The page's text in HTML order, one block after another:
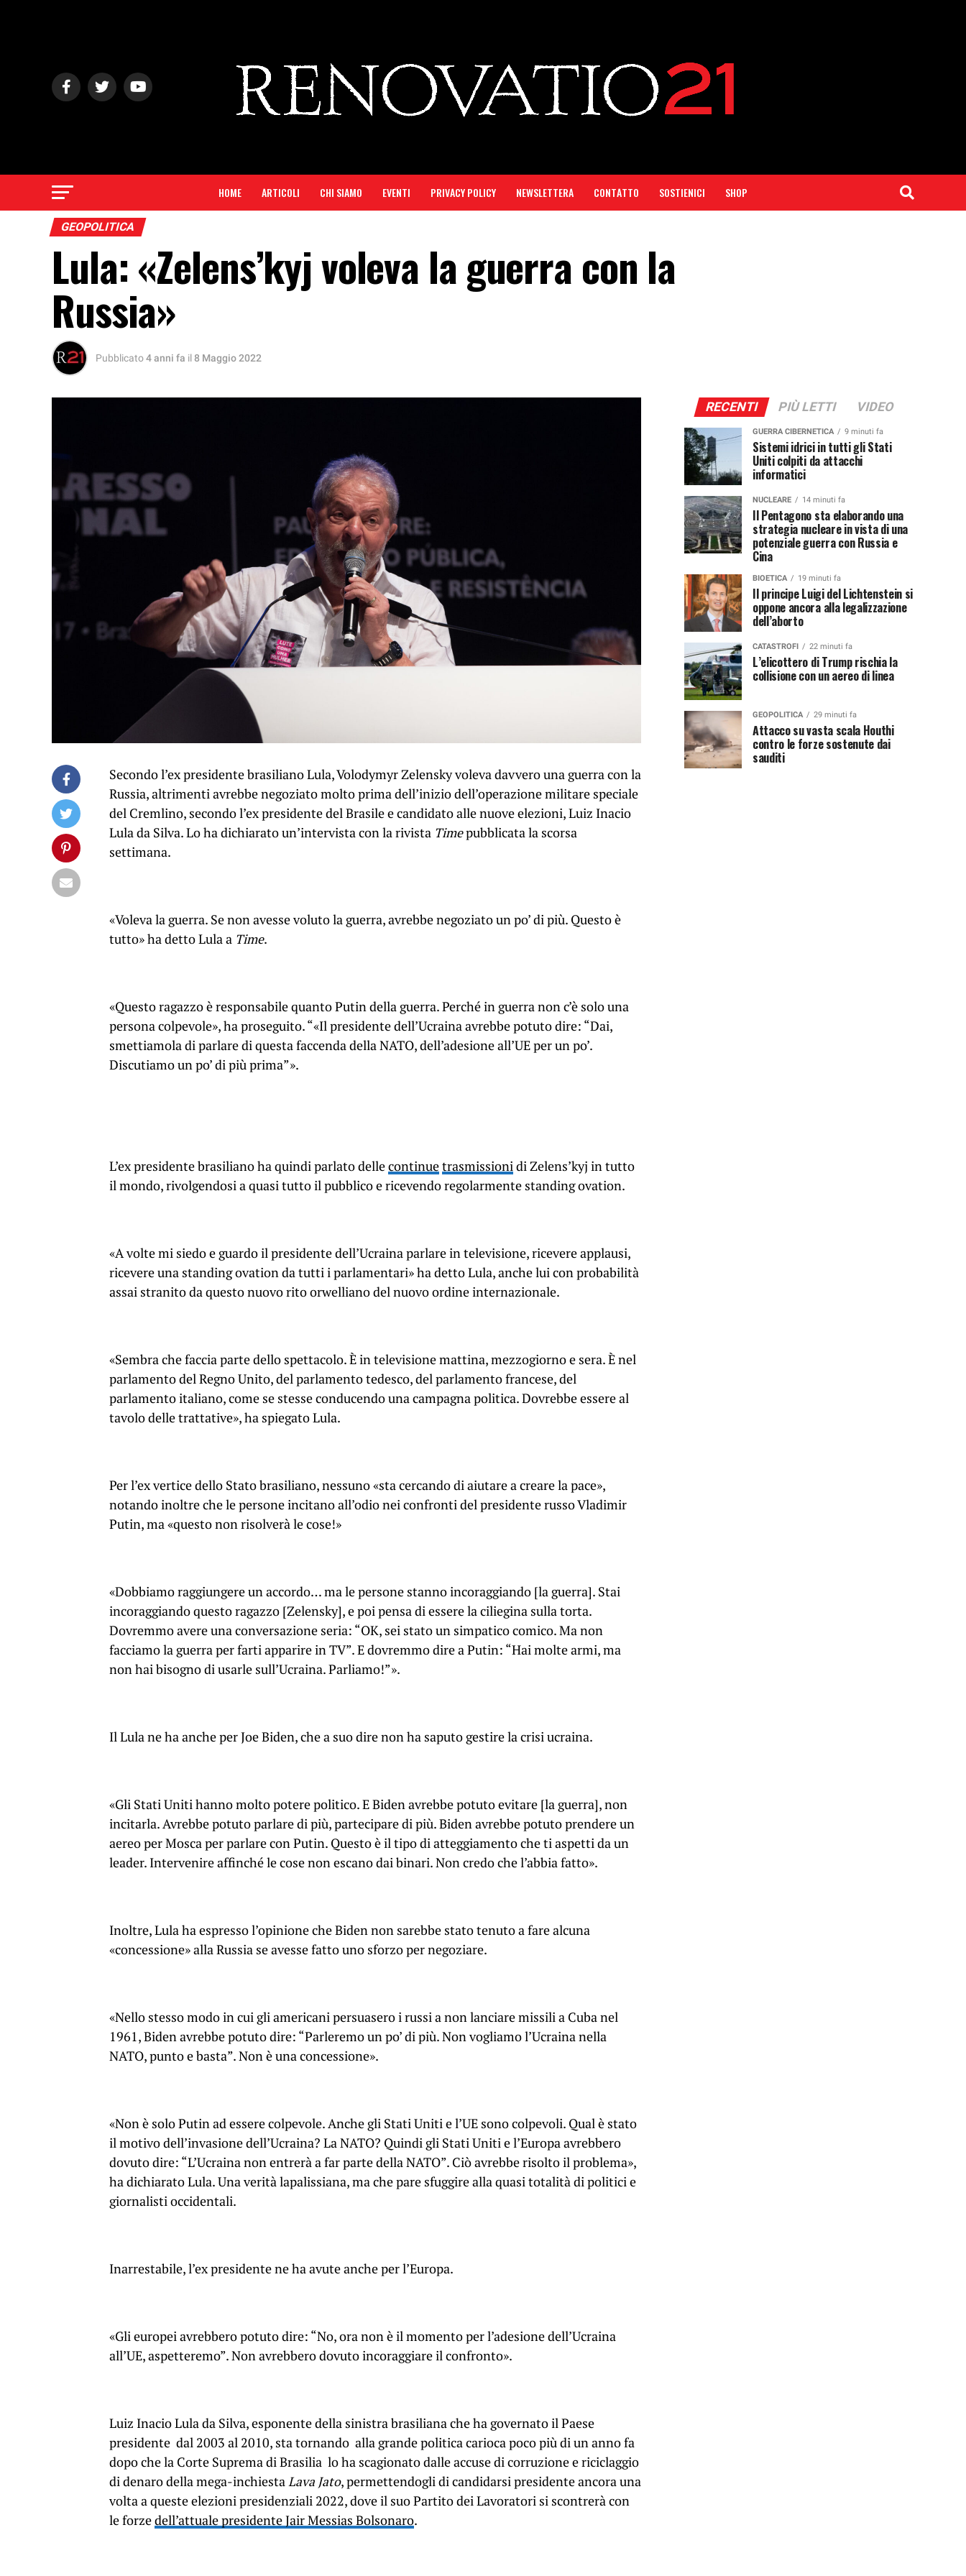
HOME ARTICOLI CHI SIAMO EVENTI PRIVACY POLICY NEWSLETTERA CONTATTO SOSTIENICI SHOP
GEOPOLITICA
Lula: «Zelens’kyj voleva la guerra con la
Russia»
Pubblicato4 anni fa il 8 Maggio 2022
Secondo l’ex presidente brasiliano Lula, Volodymyr Zelensky voleva davvero una guerra con la
Russia, altrimenti avrebbe negoziato molto prima dell’inizio dell’operazione militare speciale
del Cremlino, secondo l’ex presidente del Brasile e candidato alle nuove elezioni, Luiz Inacio
Lula da Silva. Lo ha dichiarato un’intervista con la rivista Timepubblicata la scorsa
settimana.
«Voleva la guerra. Se non avesse voluto la guerra, avrebbe negoziato un po’ di più. Questo è
tutto» ha detto Lula a Time.
«Questo ragazzo è responsabile quanto Putin della guerra. Perché in guerra non c’è solo una
persona colpevole», ha proseguito. “«Il presidente dell’Ucraina avrebbe potuto dire: “Dai,
smettiamola di parlare di questa faccenda della NATO, dell’adesione all’UE per un po’.
Discutiamo un po’ di più prima”».
L’ex presidente brasiliano ha quindi parlato dellecontinuetrasmissionidi Zelens’kyj in tutto
il mondo, rivolgendosi a quasi tutto il pubblico e ricevendo regolarmente standing ovation.
«A volte mi siedo e guardo il presidente dell’Ucraina parlare in televisione, ricevere applausi,
ricevere una standing ovation da tutti i parlamentari» ha detto Lula, anche lui con probabilità
assai stranito da questo nuovo rito orwelliano del nuovo ordine internazionale.
«Sembra che faccia parte dello spettacolo. È in televisione mattina, mezzogiorno e sera. È nel
parlamento del Regno Unito, del parlamento tedesco, del parlamento francese, del
parlamento italiano, come se stesse conducendo una campagna politica. Dovrebbe essere al
tavolo delle trattative», ha spiegato Lula.
Per l’ex vertice dello Stato brasiliano, nessuno «sta cercando di aiutare a creare la pace»,
notando inoltre che le persone incitano all’odio nei confronti del presidente russo Vladimir
Putin, ma «questo non risolverà le cose!»
«Dobbiamo raggiungere un accordo… ma le persone stanno incoraggiando [la guerra]. Stai
incoraggiando questo ragazzo [Zelensky], e poi pensa di essere la ciliegina sulla torta.
Dovremmo avere una conversazione seria: “OK, sei stato un simpatico comico. Ma non
facciamo la guerra per farti apparire in TV”. E dovremmo dire a Putin: “Hai molte armi, ma
non hai bisogno di usarle sull’Ucraina. Parliamo!”».
Il Lula ne ha anche per Joe Biden, che a suo dire non ha saputo gestire la crisi ucraina.
«Gli Stati Uniti hanno molto potere politico. E Biden avrebbe potuto evitare [la guerra], non
incitarla. Avrebbe potuto parlare di più, partecipare di più. Biden avrebbe potuto prendere un
aereo per Mosca per parlare con Putin. Questo è il tipo di atteggiamento che ti aspetti da un
leader. Intervenire affinché le cose non escano dai binari. Non credo che l’abbia fatto».
Inoltre, Lula ha espresso l’opinione che Biden non sarebbe stato tenuto a fare alcuna
«concessione» alla Russia se avesse fatto uno sforzo per negoziare.
«Nello stesso modo in cui gli americani persuasero i russi a non lanciare missili a Cuba nel
1961, Biden avrebbe potuto dire: “Parleremo un po’ di più. Non vogliamo l’Ucraina nella
NATO, punto e basta”. Non è una concessione».
«Non è solo Putin ad essere colpevole. Anche gli Stati Uniti e l’UE sono colpevoli. Qual è stato
il motivo dell’invasione dell’Ucraina? La NATO? Quindi gli Stati Uniti e l’Europa avrebbero
dovuto dire: “L’Ucraina non entrerà a far parte della NATO”. Ciò avrebbe risolto il problema»,
ha dichiarato Lula. Una verità lapalissiana, ma che pare sfuggire alla quasi totalità di politici e
giornalisti occidentali.
Inarrestabile, l’ex presidente ne ha avute anche per l’Europa.
«Gli europei avrebbero potuto dire: “No, ora non è il momento per l’adesione dell’Ucraina
all’UE, aspetteremo”. Non avrebbero dovuto incoraggiare il confronto».
Luiz Inacio Lula da Silva, esponente della sinistra brasiliana che ha governato il Paese
presidente dal 2003 al 2010, sta tornando alla grande politica carioca poco più di un anno fa
dopo che la Corte Suprema di Brasilia lo ha scagionato dalle accuse di corruzione e riciclaggio
di denaro della mega-inchiestaLava Jato, permettendogli di candidarsi presidente ancora una
volta a queste elezioni presidenziali 2022, dove il suo Partito dei Lavoratori si scontrerà con
le forzedell’attuale presidente Jair Messias Bolsonaro.
RECENTI PIÙ LETTI VIDEO
GUERRA CIBERNETICA 9 minuti fa
Sistemi idrici in tutti gli Stati
Uniti colpiti da attacchi
informatici
NUCLEARE 14 minuti fa
Il Pentagono sta elaborando una
strategia nucleare in vista di una
potenziale guerra con Russia e
Cina
BIOETICA 19 minuti fa
Il principe Luigi del Lichtenstein si
oppone ancora alla legalizzazione
dell’aborto
CATASTROFI 22 minuti fa
L’elicottero di Trump rischia la
collisione con un aereo di linea
GEOPOLITICA 29 minuti fa
Attacco su vasta scala Houthi
contro le forze sostenute dai
sauditi